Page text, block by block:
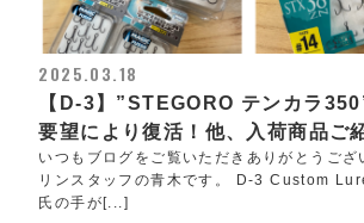
2025.03.18
【D-3】”STEGORO テンカラ
要望により復活！他、入荷商品ご
いつもブログをご覧いただきありがとうござ
リンスタッフの青木です。 D-3 Custom
氏の手が[...]